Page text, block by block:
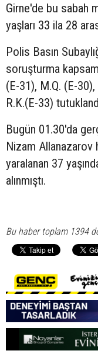
Girne'de bu sabah
yaşları 33 ila 28
Polis Basın
soruşturma
(E-31), M.Q. (E-
R.K.(E-33)
Bugün 01.30'da
Nizam Allanazarov
yaralanan 37
alınmıştı.
Bu haber toplam 1394